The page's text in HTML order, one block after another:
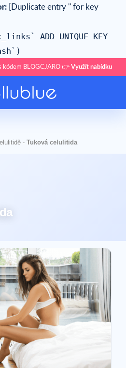
[Duplicate entry '' for key
ADD UNIQUE KEY
kódem BLOGCJARO 👉 Využít nabídku
- Tuková celulitida